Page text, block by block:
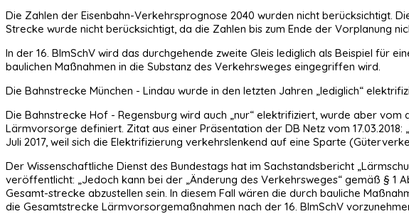
Die Zahlen der Eisenbahn-Verkehrsprognose 2040 wurden nicht berücksichtigt.
Strecke wurde nicht berücksichtigt, da die Zahlen bis zum Ende der Vorplanung
In der 16. BImSchV wird das durchgehende zweite Gleis lediglich als Beispiel für
baulichen Maßnahmen in die Substanz des Verkehrsweges eingegriffen wird.
Die Bahnstrecke München - Lindau wurde in den letzten Jahren „lediglich“
Die Bahnstrecke Hof - Regensburg wird auch „nur“ elektrifiziert, wurde aber
Lärmvorsorge definiert. Zitat aus einer Präsentation der DB Netz vom
Juli 2017, weil sich die Elektrifizierung verkehrslenkend auf eine Sparte
Der Wissenschaftliche Dienst des Bundestags hat im Sachstandsbericht
veröffentlicht: „Jedoch kann bei der „Änderung des Verkehrsweges“ gemäß § 1
Gesamt-strecke abzustellen sein. In diesem Fall wären die durch bauliche
die Gesamtstrecke Lärmvorsorgemaßnahmen nach der 16. BImSchV